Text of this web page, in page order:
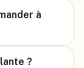
à
?